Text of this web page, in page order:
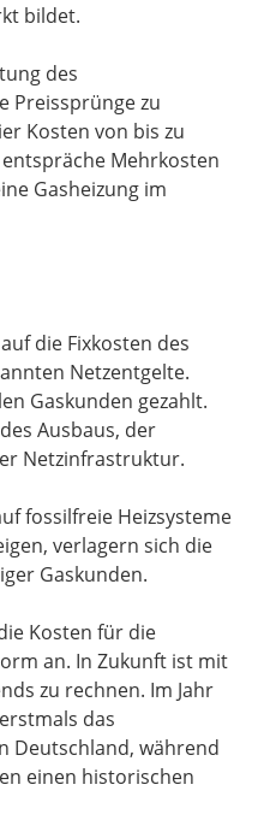
bildet.
des
Preissprünge zu
Kosten von bis zu
Mehrkosten
Gasheizung im
die Fixkosten des
Netzentgelte.
Gaskunden gezahlt.
Ausbaus, der
Netzinfrastruktur.
fossilfreie Heizsysteme
verlagern sich die
Gaskunden.
Kosten für die
an. In Zukunft ist mit
zu rechnen. Im Jahr
das
Deutschland, während
einen historischen